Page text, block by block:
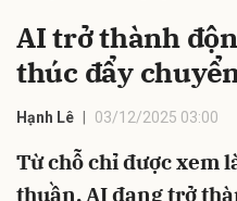
AI trở thành
thúc đẩy
Hạnh Lê 03/12/2025 03:00
Từ chỗ chỉ được xem
thuần, AI đang trở